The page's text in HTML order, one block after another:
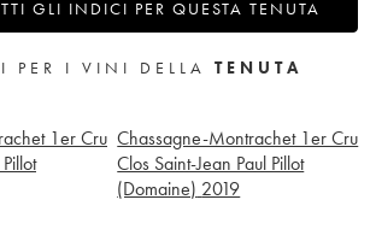
GLI INDICI PER QUESTA TENUTA
PER I VINI DELLA TENUTA
1er Cru Chassagne-Montrachet 1er Cru
Clos Saint-Jean Paul Pillot
(Domaine) 2019